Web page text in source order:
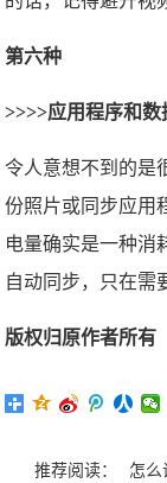
第六种
>>>>应用程序和
令人意想不到的是
份照片或同步应用
电量确实是一种消
自动同步，只在需
版权归原作者所有
推荐阅读： 怎么